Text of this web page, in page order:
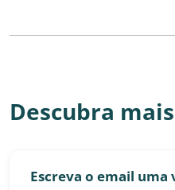
Descubra mais
Escreva o email uma